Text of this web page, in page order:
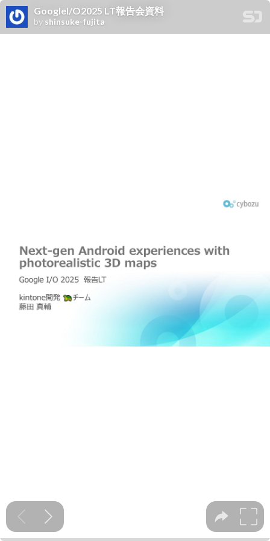
GoogleI/O2025 LT報告会資料
by shinsuke-fujita